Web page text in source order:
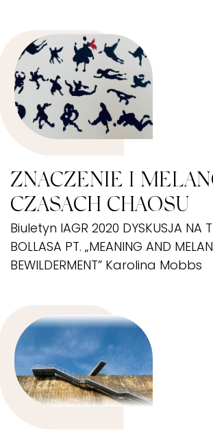
ZNACZENIE I
CZASACH CHAOSU
Biuletyn IAGR 2020 DYSKUSJA NA
BOLLASA PT. „MEANING AND
BEWILDERMENT” Karolina Mobbs